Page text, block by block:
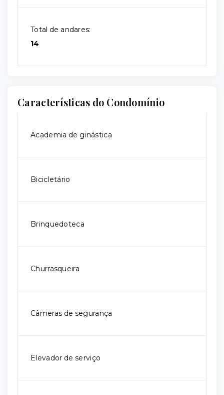
Total de andares:
14
Características do Condomínio
Academia de ginástica
Bicicletário
Brinquedoteca
Churrasqueira
Câmeras de segurança
Elevador de serviço